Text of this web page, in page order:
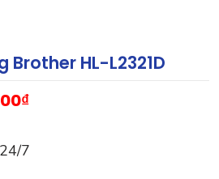
Brother HL-L2321D
₫
7